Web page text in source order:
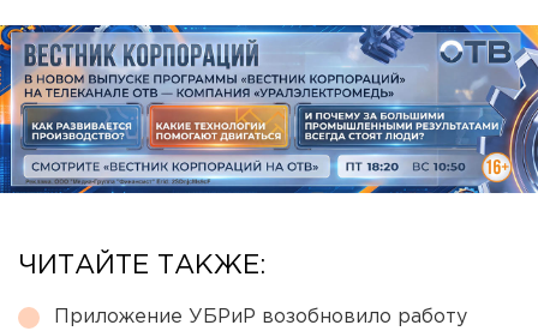
ЧИТАЙТЕ ТАКЖЕ:
Приложение УБРиР возобновило работу